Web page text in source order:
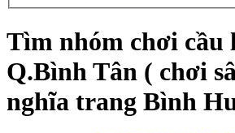
Tìm nhóm chơi cầu
Q.Bình Tân ( chơi
nghĩa trang Bình